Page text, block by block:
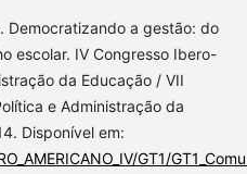
Democratizando a gestão: do
escolar. IV Congresso Ibero-
da Educação / VII
e Administração da
Disponível em:
GT1/